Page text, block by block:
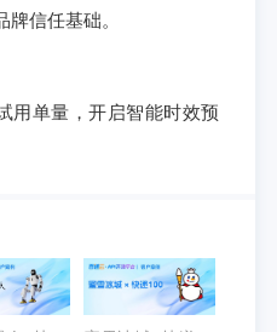
信任基础。
用单量，开启智能时效预